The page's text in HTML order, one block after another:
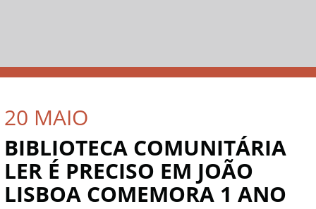
20 MAIO
BIBLIOTECA COMUNITÁRIA
LER É PRECISO EM JOÃO
LISBOA COMEMORA 1 ANO